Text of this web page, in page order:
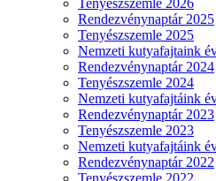
Tenyészszemle 2026
Rendezvénynaptár 2025
Tenyészszemle 2025
Nemzeti kutyafajtaink
Rendezvénynaptár 2024
Tenyészszemle 2024
Nemzeti kutyafajtáink
Rendezvénynaptár 2023
Tenyészszemle 2023
Nemzeti kutyafajtáink
Rendezvénynaptár 2022
Tenyészszemle 2022